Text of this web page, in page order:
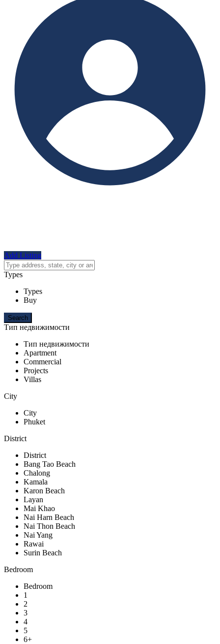
Add Listing
Types
Types
Buy
Тип недвижимости
Тип недвижимости
Apartment
Commercial
Projects
Villas
City
City
Phuket
District
District
Bang Tao Beach
Chalong
Kamala
Karon Beach
Layan
Mai Khao
Nai Harn Beach
Nai Thon Beach
Nai Yang
Rawai
Surin Beach
Bedroom
Bedroom
1
2
3
4
5
6+